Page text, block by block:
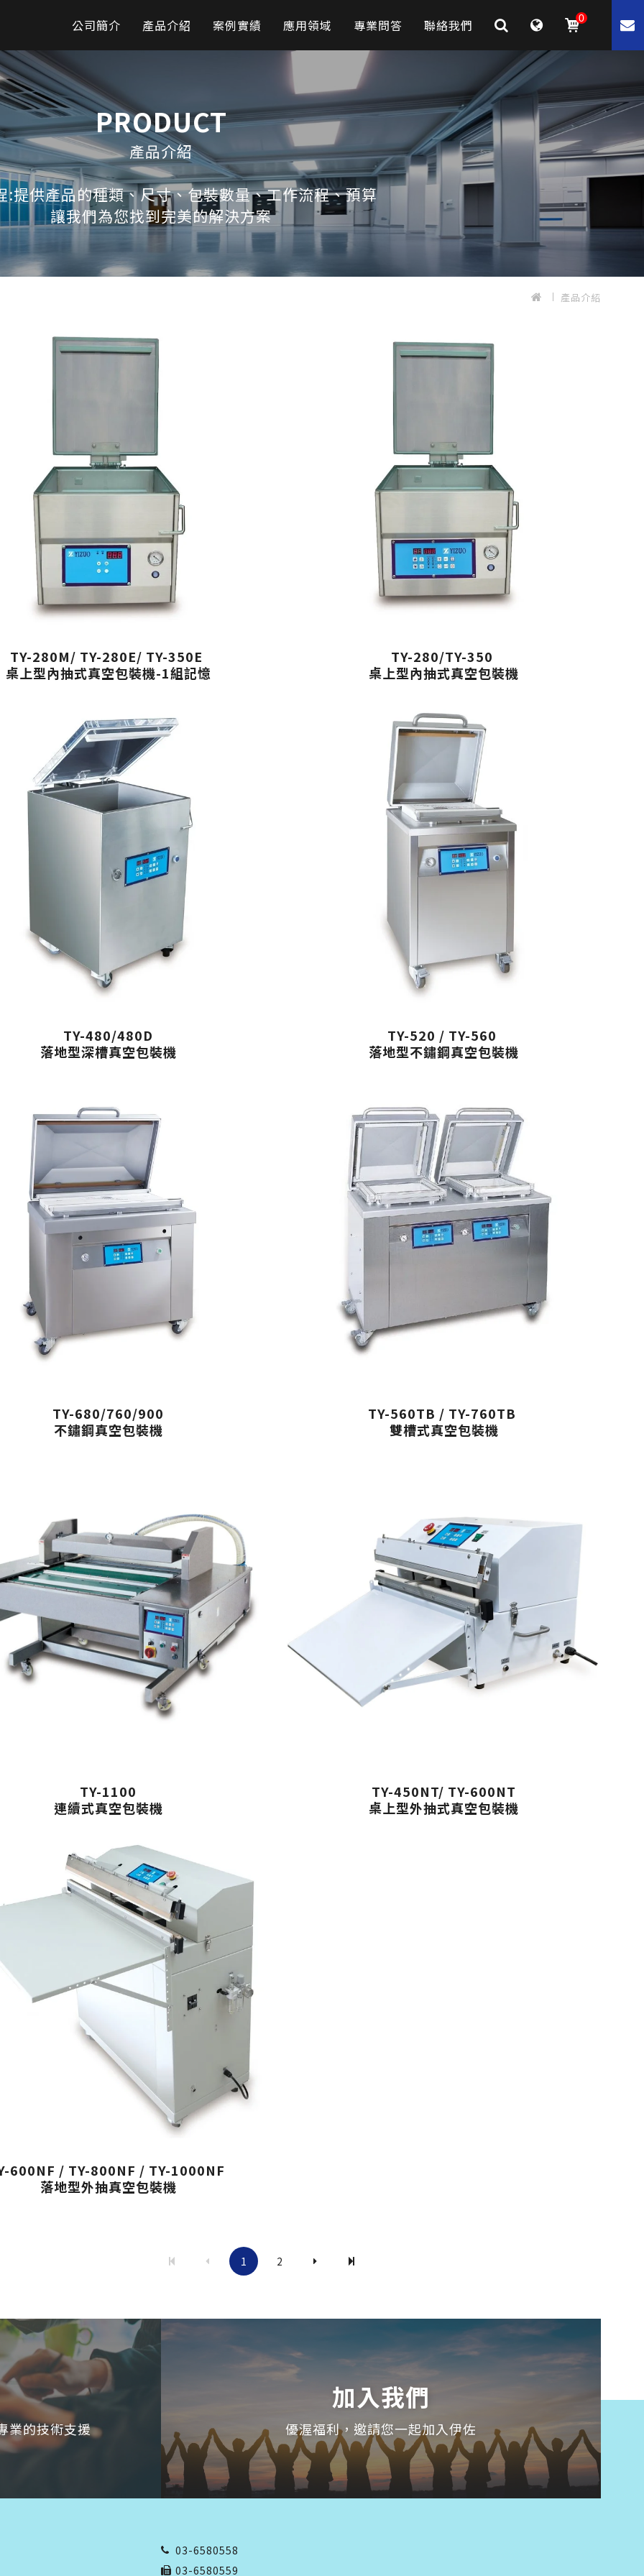
公司簡介 產品介紹 案例實績 應用領域 專業問答 聯絡我們 0
PRODUCT
產品介紹
:提供產品的種類、尺寸、包裝數量、工作流程、預算
讓我們為您找到完美的解決方案
產品介紹
TY-280M/ TY-280E/ TY-350E
桌上型內抽式真空包裝機-1組記憶
TY-280/TY-350
桌上型內抽式真空包裝機
TY-480/480D
落地型深槽真空包裝機
TY-520 / TY-560
落地型不鏽鋼真空包裝機
TY-680/760/900
不鏽鋼真空包裝機
TY-560TB / TY-760TB
雙槽式真空包裝機
TY-1100
連續式真空包裝機
TY-450NT/ TY-600NT
桌上型外抽式真空包裝機
600NF / TY-800NF / TY-1000NF
落地型外抽真空包裝機
1 2
業的技術支援
加入我們
優渥福利，邀請您一起加入伊佐
03-6580558
03-6580559